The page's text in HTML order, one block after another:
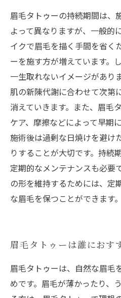
眉毛タトゥーの持続期間は、
よって異なりますが、一般的
イクで眉毛を描く手間を省く
ーを施す方が増えています。
一生取れないイメージがあり
肌の新陳代謝に合わせて次第
消えていきます。また、眉毛
ケア、摩擦などによって早期
施術後は過剰な日焼けを避け
りすることが大切です。持続
定期的なメンテナンスも必要
の形を維持するためには、定
な眉毛を保つことができます。
眉毛タトゥーは誰におす
眉毛タトゥーは、自然な眉毛
めです。眉毛が薄かったり、